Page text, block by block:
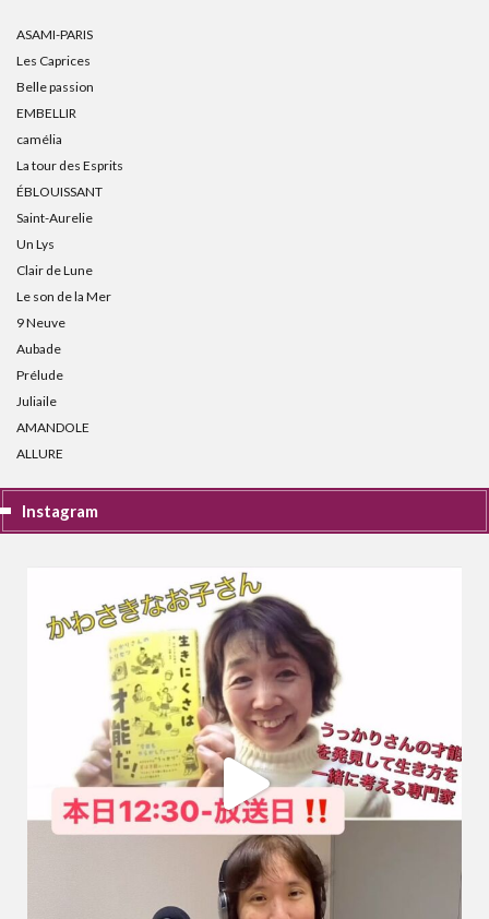
ASAMI-PARIS
Les Caprices
Belle passion
EMBELLIR
camélia
La tour des Esprits
ÉBLOUISSANT
Saint-Aurelie
Un Lys
Clair de Lune
Le son de la Mer
9 Neuve
Aubade
Prélude
Juliaile
AMANDOLE
ALLURE
Instagram